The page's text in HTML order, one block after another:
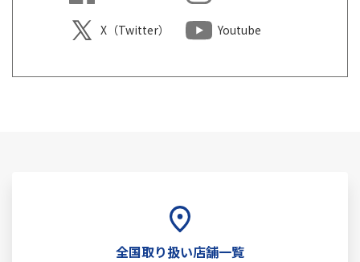
X（Twitter） Youtube
全国取り扱い店舗一覧